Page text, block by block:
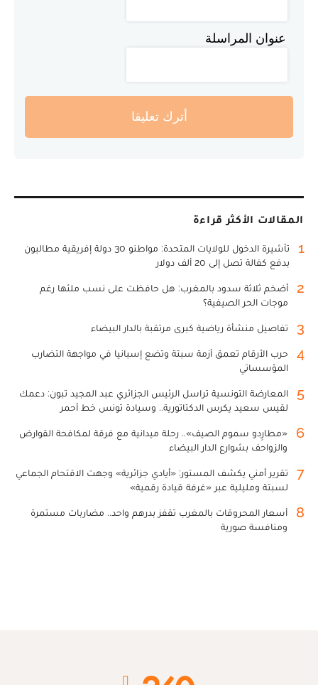
عنوان المراسلة
أترك تعليقا
المقالات الأكثر قراءة
1
تأشيرة الدخول للولايات المتحدة: مواطنو 30 دولة إفريقية مطالبون
بدفع كفالة تصل إلى 20 ألف دولار
2
أضخم ثلاثة سدود بالمغرب: هل حافظت على نسب ملئها رغم
موجات الحر الصيفية؟
3 تفاصيل منشأة رياضية كبرى مرتقبة بالدار البيضاء
4
حرب الأرقام تعمق أزمة سبتة وتضع إسبانيا في مواجهة التضارب
المؤسساتي
5
المعارضة التونسية تراسل الرئيس الجزائري عبد المجيد تبون: دعمك
لقيس سعيد يكرس الدكتاتورية.. وسيادة تونس خط أحمر
6
«مطارِدو سموم الصيف».. رحلة ميدانية مع فرقة لمكافحة القوارض
والزواحف بشوارع الدار البيضاء
7
تقرير أمني يكشف المستور: «أيادي جزائرية» وجهت الاقتحام الجماعي
لسبتة ومليلية عبر «غرفة قيادة رقمية»
8
أسعار المحروقات بالمغرب تقفز بدرهم واحد.. مضاربات مستمرة
ومنافسة صورية